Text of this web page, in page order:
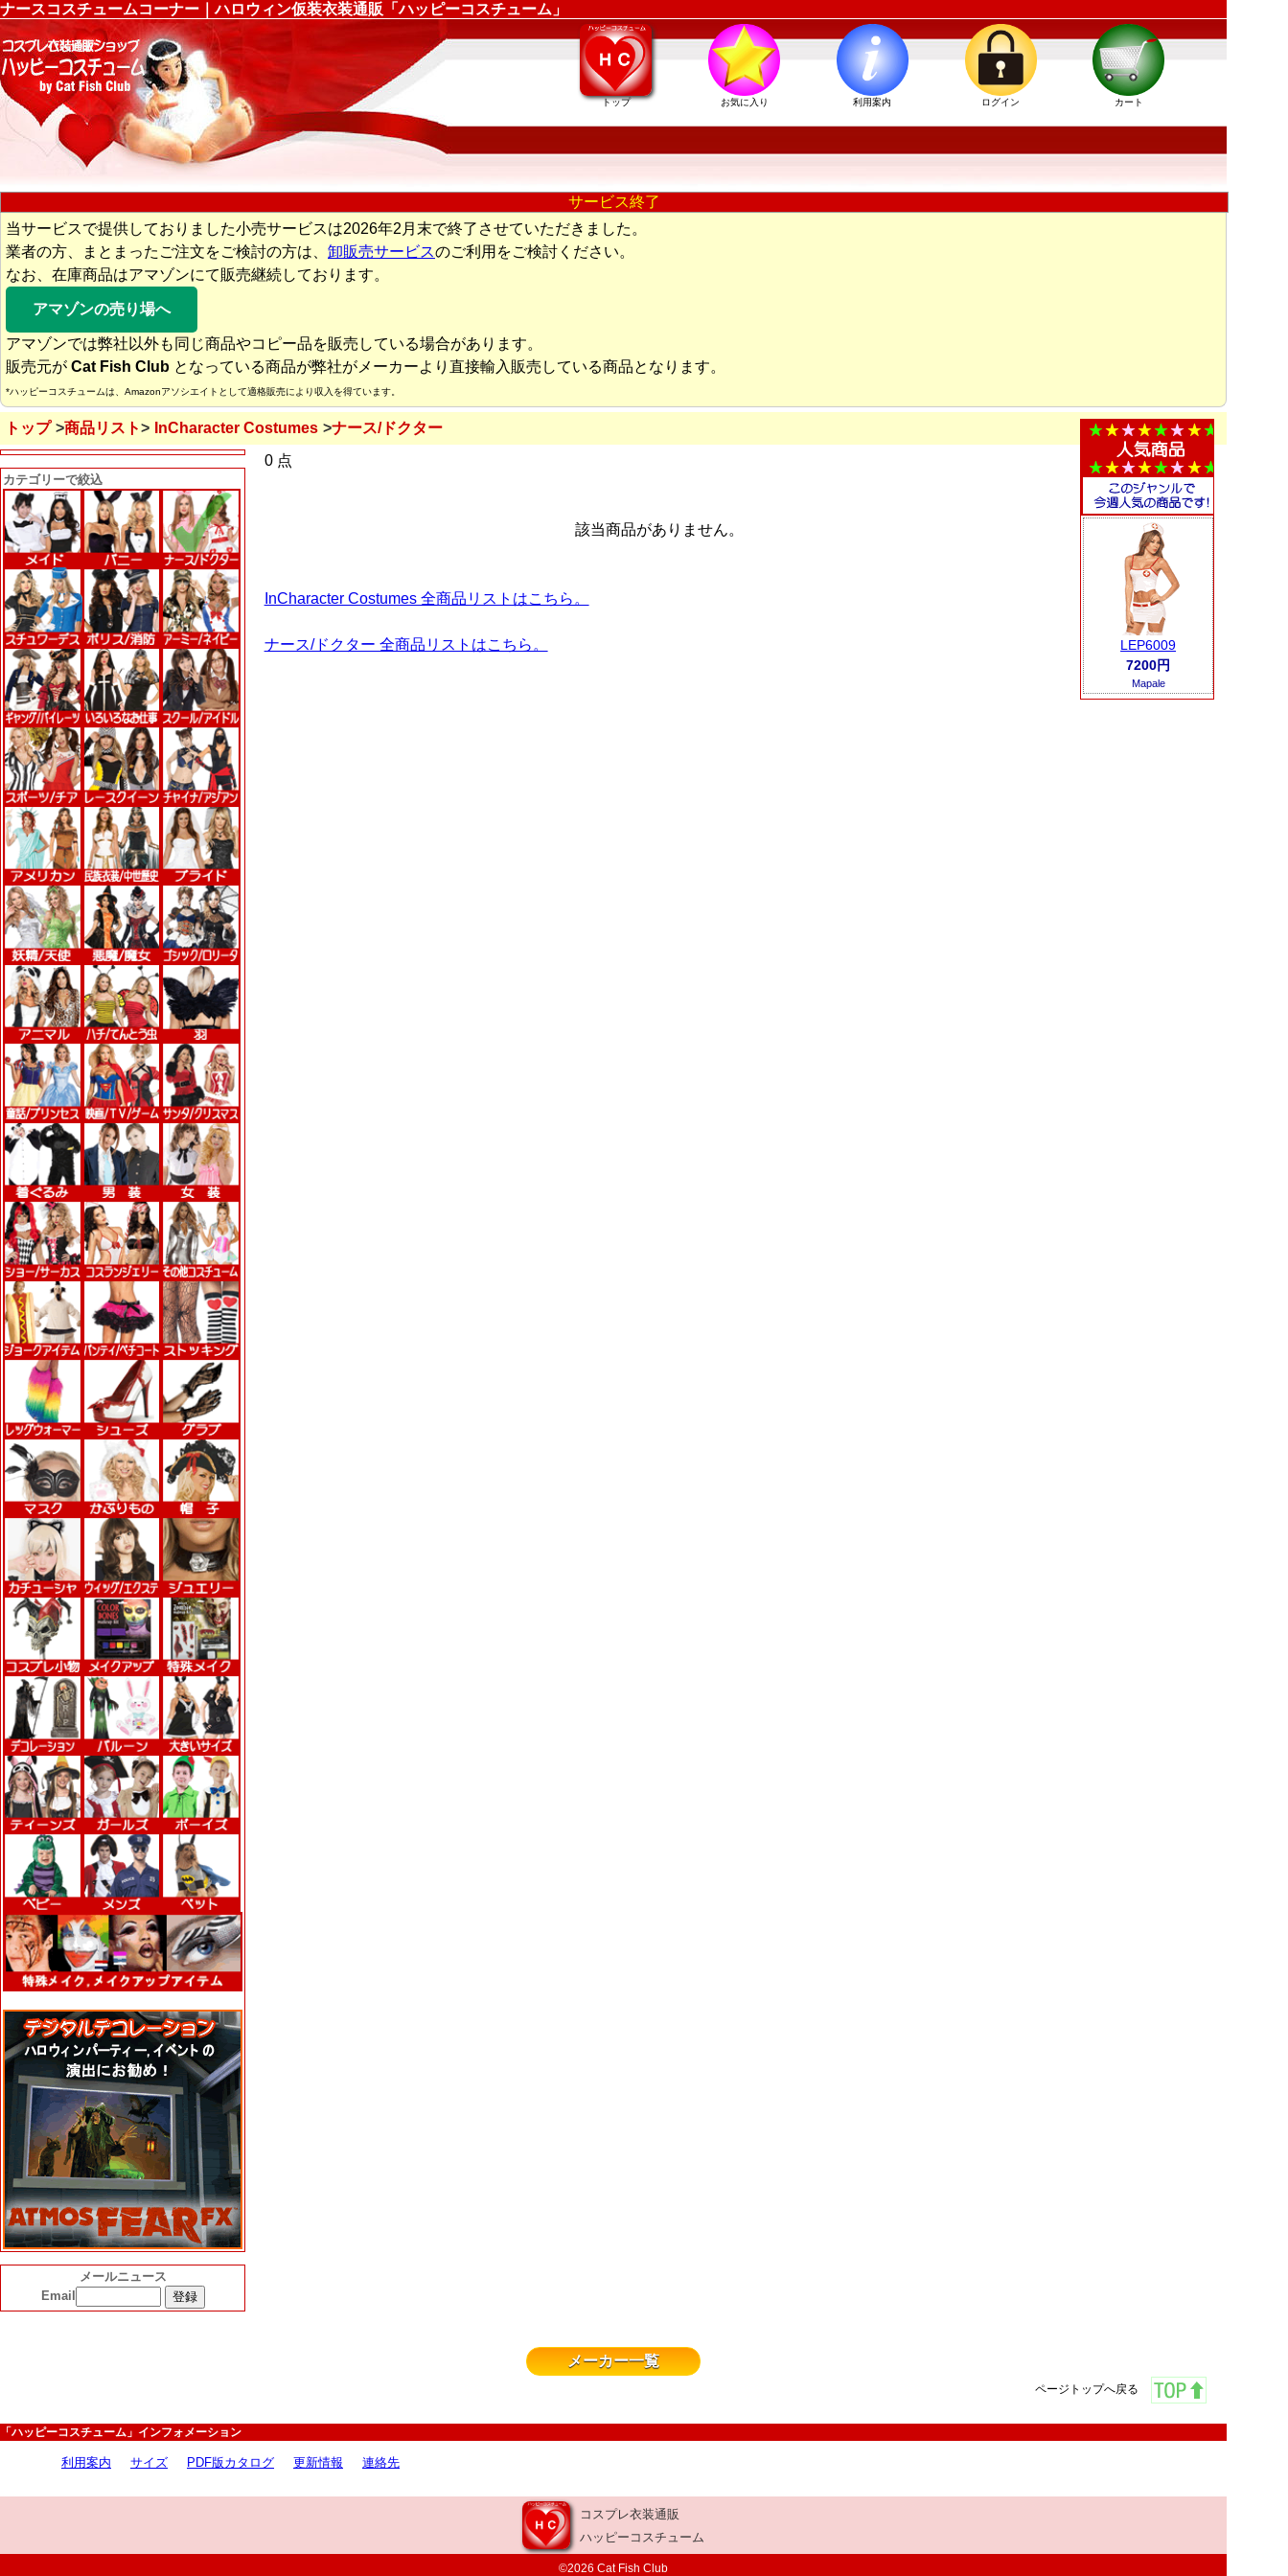
ナースコスチュームコーナー｜ハロウィン仮装衣装通販「ハッピーコスチューム」
トップ お気に入り 利用案内 ログイン カート
サービス終了
当サービスで提供しておりました小売サービスは2026年2月末で終了させていただきました。
業者の方、まとまったご注文をご検討の方は、 卸販売サービスのご利用をご検討ください。
なお、在庫商品はアマゾンにて販売継続しております。
アマゾンの売り場へ
アマゾンでは弊社以外も同じ商品やコピー品を販売している場合があります。
販売元が Cat Fish Club となっている商品が弊社がメーカーより直接輸入販売している商品となります。
*ハッピーコスチュームは、Amazonアソシエイトとして適格販売により収入を得ています。
トップ 商品リスト InCharacter Costumes ナース/ドクター
カテゴリーで絞込
メールニュース
Email
0 点
該当商品がありません。
InCharacter Costumes 全商品リストはこちら。
ナース/ドクター 全商品リストはこちら。
LEP6009
7200円
Mapale
メーカー一覧
ページトップへ戻る
「ハッピーコスチューム」インフォメーション
利用案内 サイズ PDF版カタログ 更新情報 連絡先
コスプレ衣装通販
ハッピーコスチューム
©2026 Cat Fish Club